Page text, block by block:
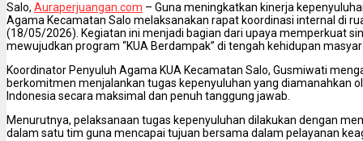
Salo, Auraperjuangan.com – Guna meningkatkan kinerja
Agama Kecamatan Salo melaksanakan rapat koordinasi internal di
(18/05/2026). Kegiatan ini menjadi bagian dari upaya memperkuat
mewujudkan program “KUA Berdampak” di tengah kehidupan
Koordinator Penyuluh Agama KUA Kecamatan Salo, Gusmiwati
berkomitmen menjalankan tugas kepenyuluhan yang diamanahkan
Indonesia secara maksimal dan penuh tanggung jawab.
Menurutnya, pelaksanaan tugas kepenyuluhan dilakukan dengan
dalam satu tim guna mencapai tujuan bersama dalam pelayanan